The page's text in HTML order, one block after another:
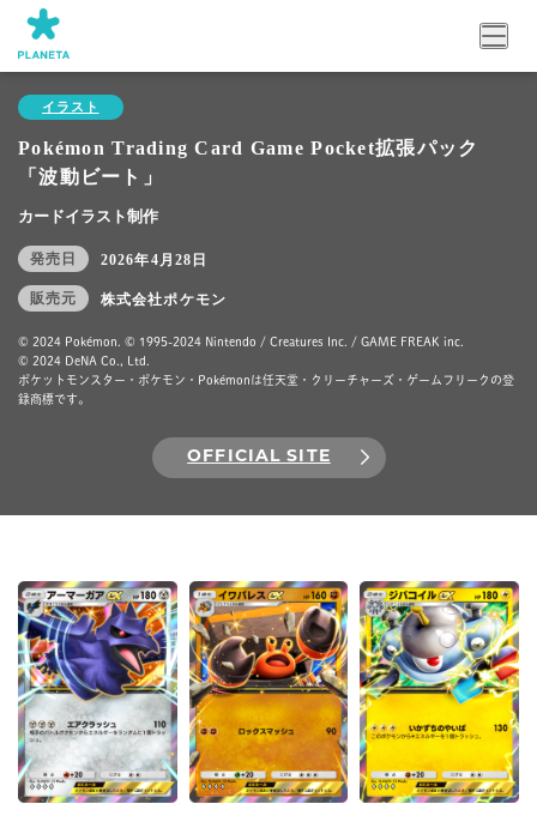
イラスト
Pokémon Trading Card Game Pocket拡張パック
「波動ビート」
カードイラスト制作
発売日 2026年4月28日
販売元 株式会社ポケモン
© 2024 Pokémon. © 1995-2024 Nintendo / Creatures Inc. / GAME FREAK inc.
© 2024 DeNA Co., Ltd.
ポケットモンスター・ポケモン・Pokémonは任天堂・クリーチャーズ・ゲームフリークの登
録商標です。
OFFICIAL SITE